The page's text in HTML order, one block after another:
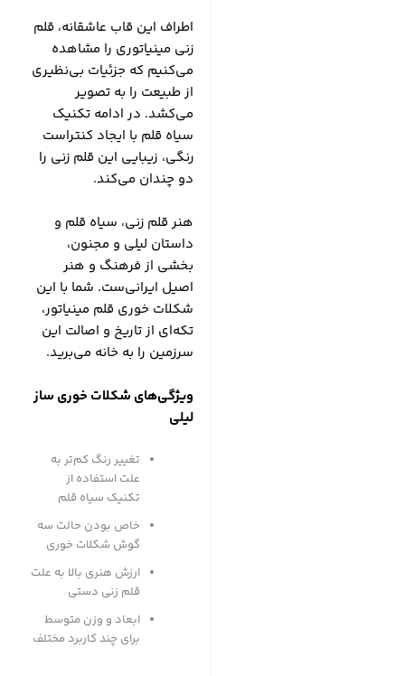
اطراف این قاب عاشقانه، قلم
زنی مینیاتوری را مشاهده
می‌کنیم که جزئیات بی‌نظیری
از طبیعت را به تصویر
می‌کشد. در ادامه تکنیک
سیاه قلم با ایجاد کنتراست
رنگی، زیبایی این قلم زنی را
دو چندان می‌کند.
هنر قلم زنی، سیاه قلم و
داستان لیلی و مجنون،
بخشی از فرهنگ و هنر
اصیل ایرانی‌ست. شما با این
شکلات خوری قلم مینیاتور،
تکه‌ای از تاریخ و اصالت این
سرزمین را به خانه می‌برید.
ویژگی‌های شکلات خوری ساز
لیلی
تغییر رنگ کم‌تر به
علت استفاده از
تکنیک سیاه قلم
خاص بودن حالت سه
گوش شکلات خوری
ارزش هنری بالا به علت
قلم زنی دستی
ابعاد و وزن متوسط
برای چند کاربرد مختلف